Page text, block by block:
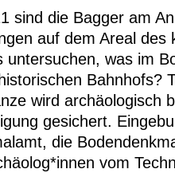
sind die Bagger am
auf dem Areal des
untersuchen, was im
Bahnhofs?
wird archäologisch
gesichert.
die
vom